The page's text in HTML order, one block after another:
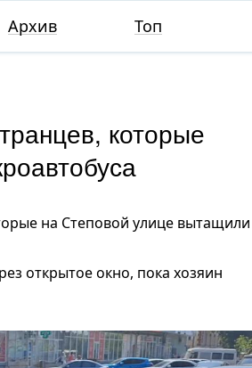
Архив Топ
которые
на Степовой улице вытащили
открытое окно, пока хозяин